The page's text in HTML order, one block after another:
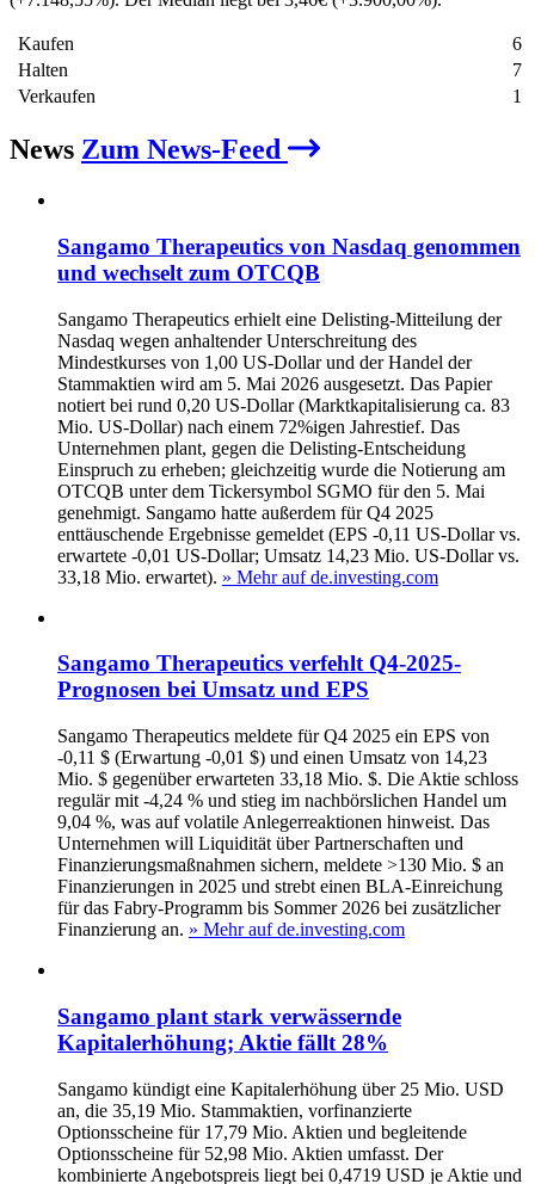
Kaufen
6
Halten
7
Verkaufen
1
News Zum News-Feed
Sangamo Therapeutics von Nasdaq genommen
und wechselt zum OTCQB
Sangamo Therapeutics erhielt eine Delisting-Mitteilung der
Nasdaq wegen anhaltender Unterschreitung des
Mindestkurses von 1,00 US-Dollar und der Handel der
Stammaktien wird am 5. Mai 2026 ausgesetzt. Das Papier
notiert bei rund 0,20 US-Dollar (Marktkapitalisierung ca. 83
Mio. US-Dollar) nach einem 72%igen Jahrestief. Das
Unternehmen plant, gegen die Delisting-Entscheidung
Einspruch zu erheben; gleichzeitig wurde die Notierung am
OTCQB unter dem Tickersymbol SGMO für den 5. Mai
genehmigt. Sangamo hatte außerdem für Q4 2025
enttäuschende Ergebnisse gemeldet (EPS -0,11 US-Dollar vs.
erwartete -0,01 US-Dollar; Umsatz 14,23 Mio. US-Dollar vs.
33,18 Mio. erwartet). » Mehr auf de.investing.com
Sangamo Therapeutics verfehlt Q4-2025-
Prognosen bei Umsatz und EPS
Sangamo Therapeutics meldete für Q4 2025 ein EPS von
-0,11 $ (Erwartung -0,01 $) und einen Umsatz von 14,23
Mio. $ gegenüber erwarteten 33,18 Mio. $. Die Aktie schloss
regulär mit -4,24 % und stieg im nachbörslichen Handel um
9,04 %, was auf volatile Anlegerreaktionen hinweist. Das
Unternehmen will Liquidität über Partnerschaften und
Finanzierungsmaßnahmen sichern, meldete >130 Mio. $ an
Finanzierungen in 2025 und strebt einen BLA-Einreichung
für das Fabry-Programm bis Sommer 2026 bei zusätzlicher
Finanzierung an. » Mehr auf de.investing.com
Sangamo plant stark verwässernde
Kapitalerhöhung; Aktie fällt 28%
Sangamo kündigt eine Kapitalerhöhung über 25 Mio. USD
an, die 35,19 Mio. Stammaktien, vorfinanzierte
Optionsscheine für 17,79 Mio. Aktien und begleitende
Optionsscheine für 52,98 Mio. Aktien umfasst. Der
kombinierte Angebotspreis liegt bei 0,4719 USD je Aktie und